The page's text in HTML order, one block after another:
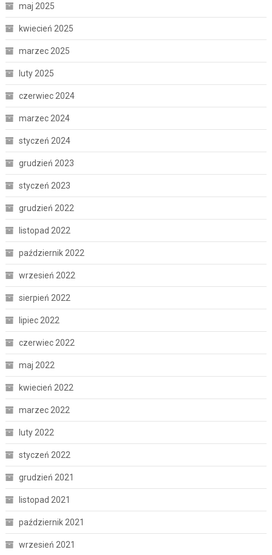
maj 2025
kwiecień 2025
marzec 2025
luty 2025
czerwiec 2024
marzec 2024
styczeń 2024
grudzień 2023
styczeń 2023
grudzień 2022
listopad 2022
październik 2022
wrzesień 2022
sierpień 2022
lipiec 2022
czerwiec 2022
maj 2022
kwiecień 2022
marzec 2022
luty 2022
styczeń 2022
grudzień 2021
listopad 2021
październik 2021
wrzesień 2021